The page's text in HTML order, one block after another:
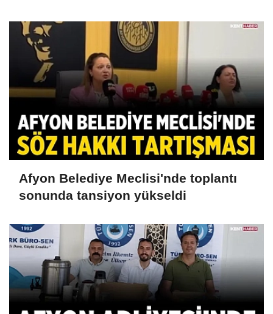
Afyon Belediye Meclisi'nde toplantı
sonunda tansiyon yükseldi